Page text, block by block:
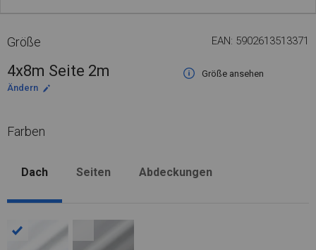
Größe EAN: 5902613513371
4x8m Seite 2m
Größe ansehen
Ändern
Farben
Dach Seiten Abdeckungen